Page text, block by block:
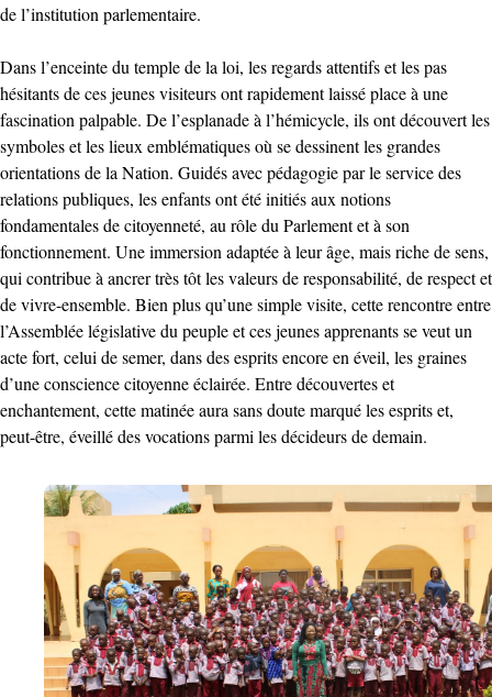
de l’institution parlementaire.
Dans l’enceinte du temple de la loi, les regards attentifs et les pas
hésitants de ces jeunes visiteurs ont rapidement laissé place à une
fascination palpable. De l’esplanade à l’hémicycle, ils ont découvert les
symboles et les lieux emblématiques où se dessinent les grandes
orientations de la Nation. Guidés avec pédagogie par le service des
relations publiques, les enfants ont été initiés aux notions
fondamentales de citoyenneté, au rôle du Parlement et à son
fonctionnement. Une immersion adaptée à leur âge, mais riche de sens,
qui contribue à ancrer très tôt les valeurs de responsabilité, de respect et
de vivre-ensemble. Bien plus qu’une simple visite, cette rencontre entre
l’Assemblée législative du peuple et ces jeunes apprenants se veut un
acte fort, celui de semer, dans des esprits encore en éveil, les graines
d’une conscience citoyenne éclairée. Entre découvertes et
enchantement, cette matinée aura sans doute marqué les esprits et,
peut-être, éveillé des vocations parmi les décideurs de demain.